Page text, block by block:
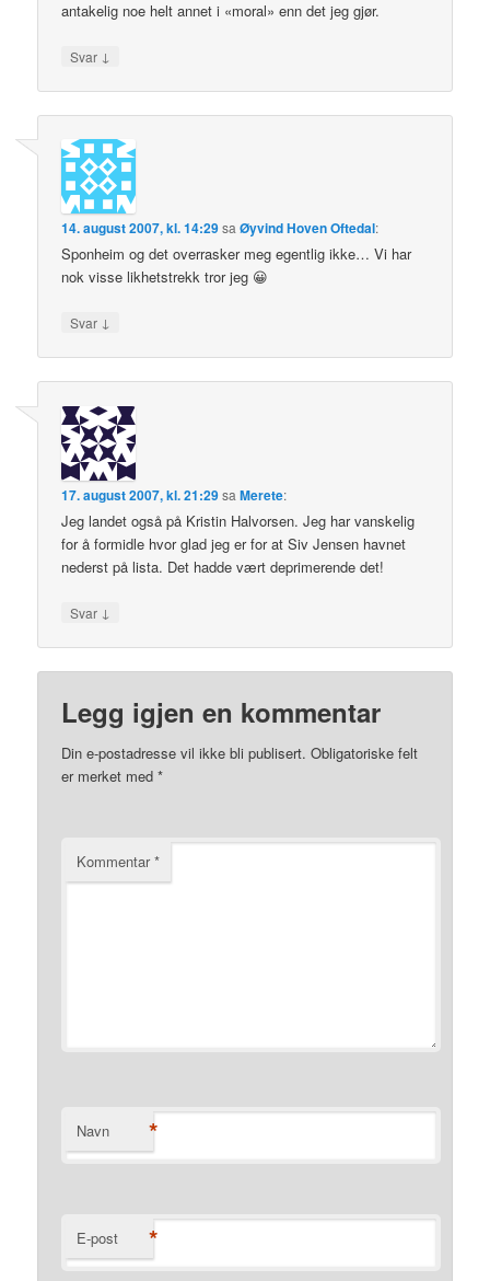
antakelig noe helt annet i «moral» enn det jeg gjør.
Svar ↓
14. august 2007, kl. 14:29sa Øyvind Hoven Oftedal:
Sponheim og det overrasker meg egentlig ikke… Vi har
nok visse likhetstrekk tror jeg 😀
Svar ↓
17. august 2007, kl. 21:29sa Merete:
Jeg landet også på Kristin Halvorsen. Jeg har vanskelig
for å formidle hvor glad jeg er for at Siv Jensen havnet
nederst på lista. Det hadde vært deprimerende det!
Svar ↓
Legg igjen en kommentar
Din e-postadresse vil ikke bli publisert. Obligatoriske felt
er merket med*
Kommentar*
Navn *
E-post *